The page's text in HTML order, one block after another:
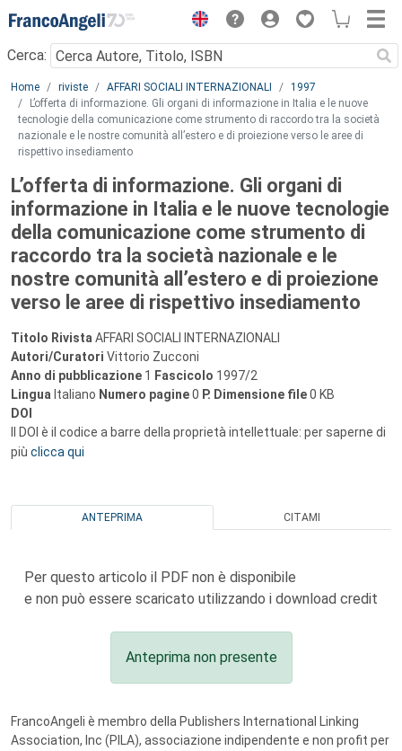
Menu
Cerca:
Main content
Home riviste AFFARI SOCIALI INTERNAZIONALI
1997
L’offerta di informazione. Gli organi di informazione in Italia e le nuove
tecnologie della comunicazione come strumento di raccordo tra la società
nazionale e le nostre comunità all’estero e di proiezione verso le aree di
rispettivo insediamento
L’offerta di informazione. Gli organi di
informazione in Italia e le nuove tecnologie
della comunicazione come strumento di
raccordo tra la società nazionale e le
nostre comunità all’estero e di proiezione
verso le aree di rispettivo insediamento
Titolo Rivista AFFARI SOCIALI INTERNAZIONALI
Autori/Curatori Vittorio Zucconi
Anno di pubblicazione 1 Fascicolo 1997/2
Lingua Italiano Numero pagine0 P. Dimensione file0 KB
DOI
Il DOI è il codice a barre della proprietà intellettuale: per saperne di
più clicca qui
ANTEPRIMA CITAMI
Per questo articolo il PDF non è disponibile
e non può essere scaricato utilizzando i download credit
Anteprima non presente
FrancoAngeli è membro della Publishers International Linking
Association, Inc (PILA), associazione indipendente e non profit per